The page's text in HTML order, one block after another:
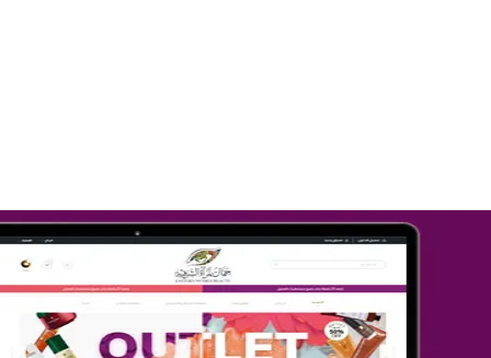
تصميم متجر جمال المرأة الشرقية